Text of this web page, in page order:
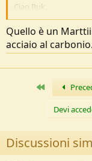
Ciao Buk.
Vedi l'allegato 215882
Quello è un
acciaio al
Primo
Devi
Discussioni